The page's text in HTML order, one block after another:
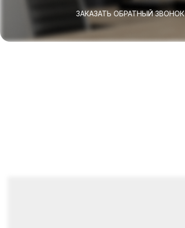
ЗАКАЗАТЬ ОБРАТНЫЙ ЗВОНОК